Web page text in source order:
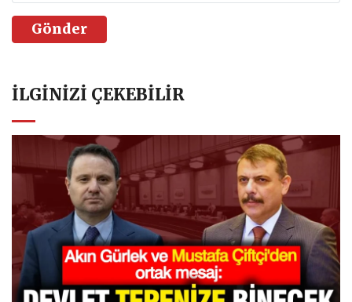
Gönder
İLGINIZI ÇEKEBILIR